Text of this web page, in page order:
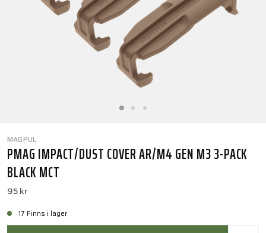
MAGPUL
PMAG IMPACT/DUST COVER AR/M4 GEN M3 3-PACK
BLACK MCT
95 kr
17 Finns i lager